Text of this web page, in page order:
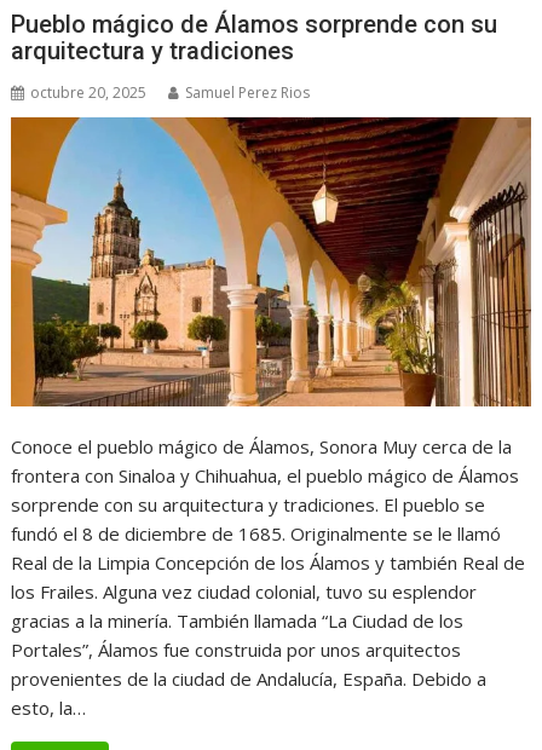
Pueblo mágico de Álamos sorprende con su
arquitectura y tradiciones
octubre 20, 2025 Samuel Perez Rios
Conoce el pueblo mágico de Álamos, Sonora Muy cerca de la
frontera con Sinaloa y Chihuahua, el pueblo mágico de Álamos
sorprende con su arquitectura y tradiciones. El pueblo se
fundó el 8 de diciembre de 1685. Originalmente se le llamó
Real de la Limpia Concepción de los Álamos y también Real de
los Frailes. Alguna vez ciudad colonial, tuvo su esplendor
gracias a la minería. También llamada “La Ciudad de los
Portales”, Álamos fue construida por unos arquitectos
provenientes de la ciudad de Andalucía, España. Debido a
esto, la…